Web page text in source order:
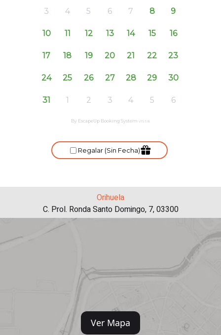
Orihuela
C. Prol. Ronda Santo Domingo, 7, 03300
Ver Mapa